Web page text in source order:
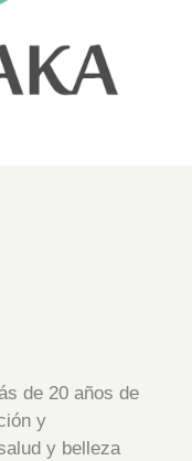
de 20 años de
y
y belleza